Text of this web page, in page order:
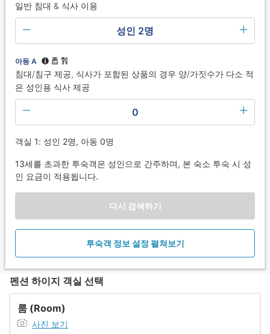
일반 침대 & 식사 이용
성인 2명
아동 A
침대/침구 제공, 식사가 포함된 상품의 경우 양/가짓수가 다소 적
은 성인용 식사 제공
0
객실 1: 성인 2명, 아동 0명
13세를 초과한 투숙객은 성인으로 간주하며, 본 숙소 투숙 시 성
인 요금이 적용됩니다.
다시 검색하기
투숙객 정보 설정 펼쳐보기
펜션 하이지 객실 선택
룸 (Room)
사진 보기